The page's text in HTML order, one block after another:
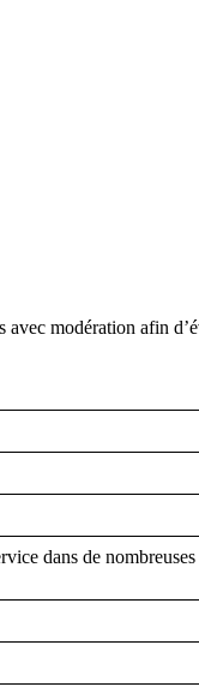
modération afin
dans de nombreuses